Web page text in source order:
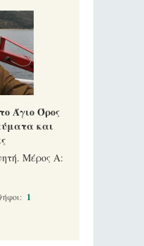
Άγιο Όρος
και
Μέρος Α:
1